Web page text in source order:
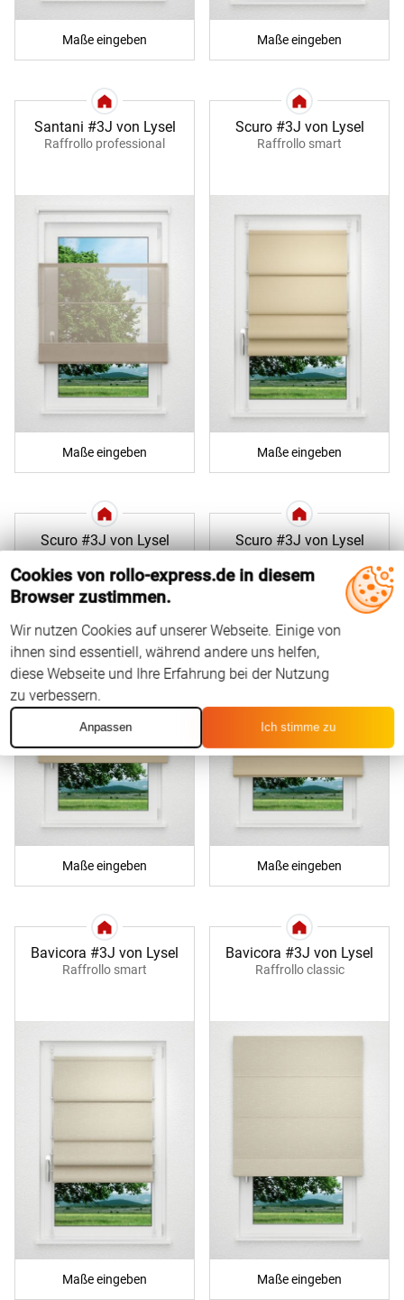
Maße eingeben Maße eingeben
Santani #3J von Lysel
Raffrollo professional
Maße eingeben
Scuro #3J von Lysel
Raffrollo smart
Maße eingeben
Scuro #3J von Lysel
Maße eingeben
Scuro #3J von Lysel
Maße eingeben
Bavicora #3J von Lysel
Raffrollo smart
Maße eingeben
Bavicora #3J von Lysel
Raffrollo classic
Maße eingeben
Cookies von rollo-express.de in diesem
Browser zustimmen.
Wir nutzen Cookies auf unserer Webseite. Einige von
ihnen sind essentiell, während andere uns helfen,
diese Webseite und Ihre Erfahrung bei der Nutzung
zu verbessern.
Anpassen Ich stimme zu